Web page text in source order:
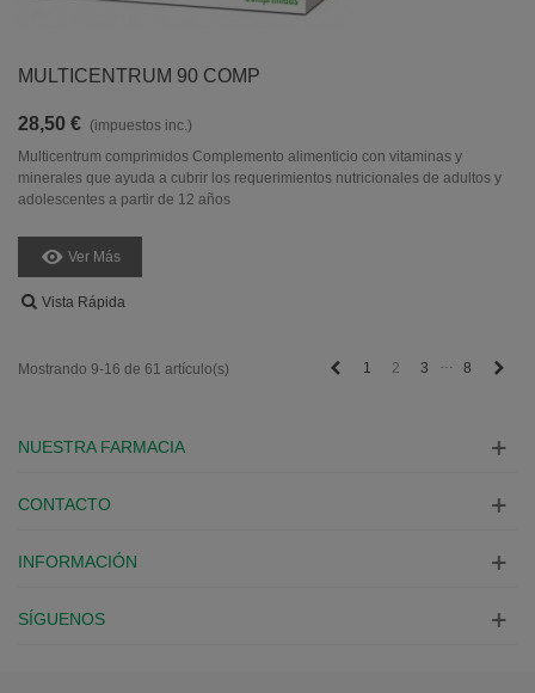
MULTICENTRUM 90 COMP
28,50 € (impuestos inc.)
Multicentrum comprimidos Complemento alimenticio con vitaminas y
minerales que ayuda a cubrir los requerimientos nutricionales de adultos y
adolescentes a partir de 12 años
Ver Más
Vista Rápida
Mostrando 9-16 de 61 artículo(s) Anterior
1 2 3 … 8
NUESTRA FARMACIA
CONTACTO
INFORMACIÓN
SÍGUENOS